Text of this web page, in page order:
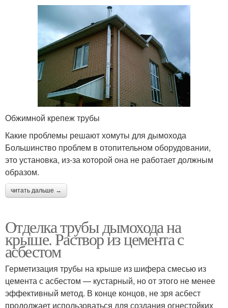
Обжимной крепеж трубы
Какие проблемы решают хомуты для дымохода
Большинство проблем в отопительном оборудовании,
это установка, из-за которой она не работает должным
образом.
читать дальше →
Отделка трубы дымохода на
крыше. Раствор из цемента с
асбестом
Герметизация трубы на крыше из шифера смесью из
цемента с асбестом — кустарный, но от этого не менее
эффективный метод. В конце концов, не зря асбест
продолжает использоваться для создания огнестойких